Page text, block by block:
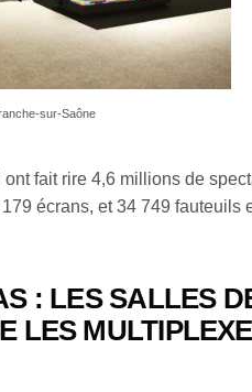
sur-Saône
ont fait rire 4,6 millions de
écrans, et 34 749 fauteuils
: LES SALLES
LES